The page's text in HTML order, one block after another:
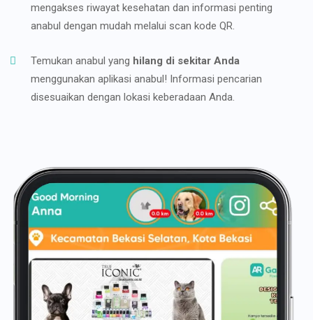
mengakses riwayat kesehatan dan informasi penting
anabul dengan mudah melalui scan kode QR.
Temukan anabul yang hilang di sekitar Anda
menggunakan aplikasi anabul! Informasi pencarian
disesuaikan dengan lokasi keberadaan Anda.